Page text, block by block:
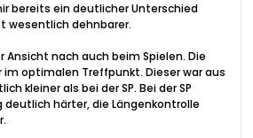
bereits ein deutlicher Unterschied
wesentlich dehnbarer.
nach auch beim Spielen. Die
im optimalen Treffpunkt. Dieser war aus
kleiner als bei der SP. Bei der SP
deutlich härter, die Längenkontrolle